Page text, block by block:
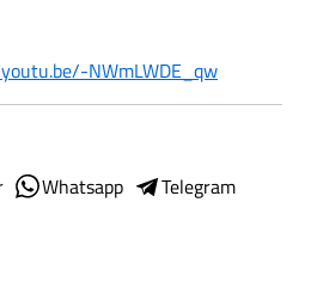
NWmLWDE_qw
Whatsapp
Telegram